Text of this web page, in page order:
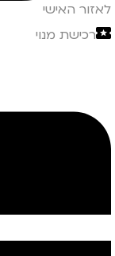
לאזור האישי
רכישת מנוי